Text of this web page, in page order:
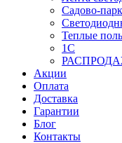
Садово-
Теплые
1С
Акции
Оплата
Доставка
Гарантии
Блог
Контакты